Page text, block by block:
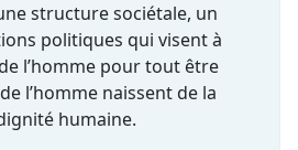
structure sociétale, un
politiques qui visent à
l’homme pour tout être
l’homme naissent de la
humaine.